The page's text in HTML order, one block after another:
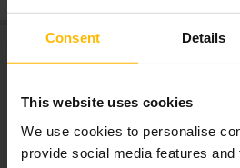
Consent Details
This website uses cookies
We use cookies to personalise
provide social media features and
Wacker Neuson